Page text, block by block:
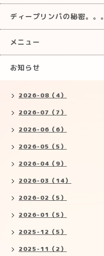
ディープリンパの秘密。。。
メニュー
お知らせ
2026-08（4）
2026-07（7）
2026-06（6）
2026-05（5）
2026-04（9）
2026-03（14）
2026-02（5）
2026-01（5）
2025-12（5）
2025-11（2）